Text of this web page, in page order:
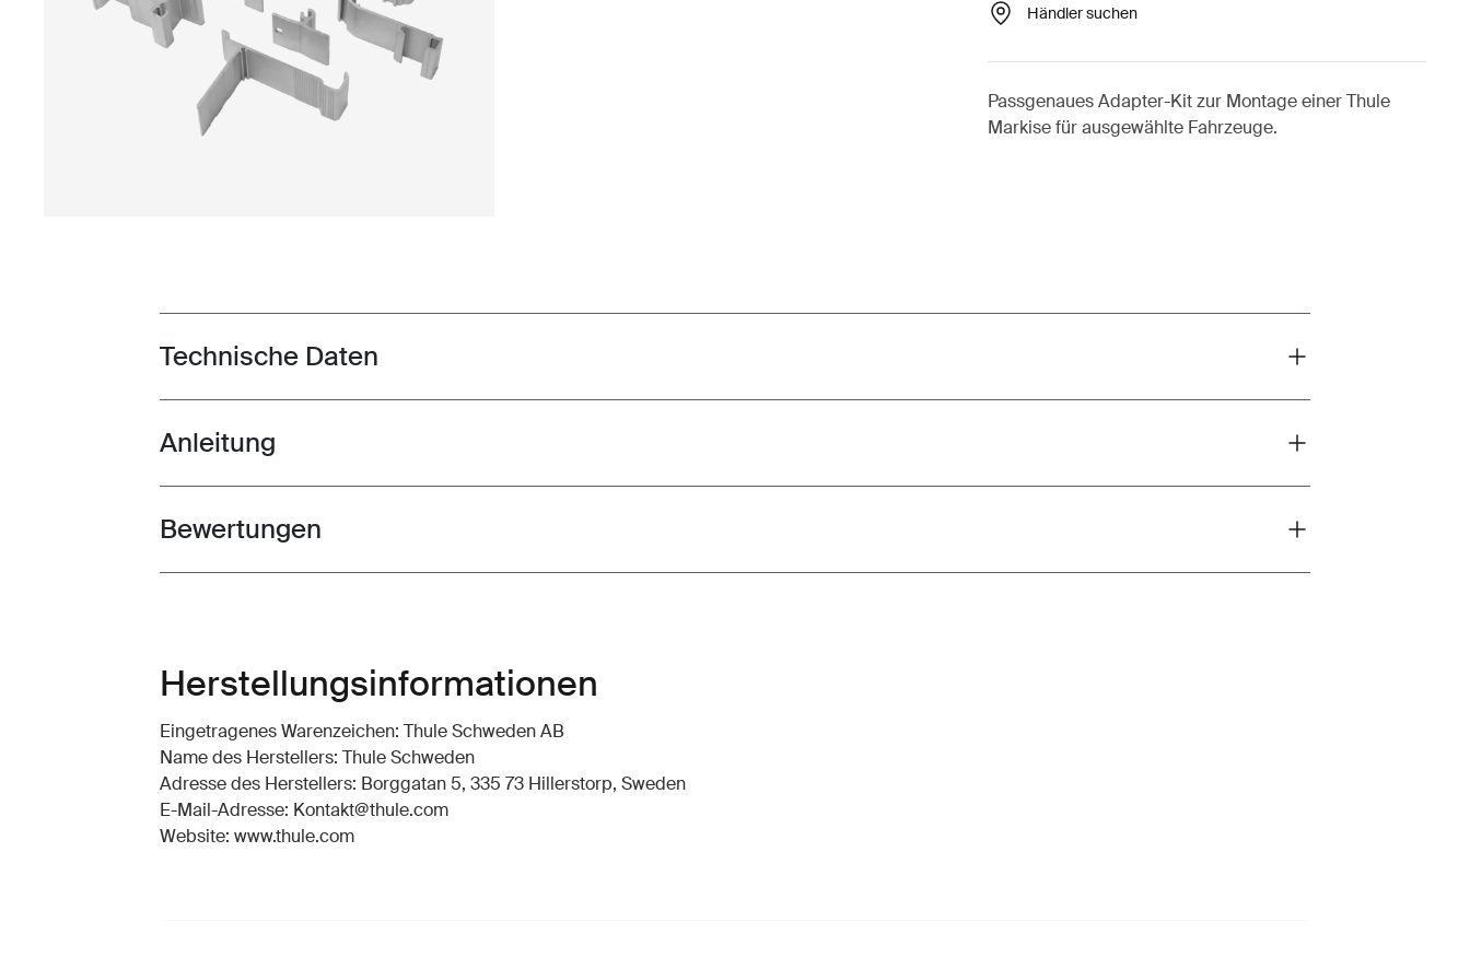
Händler suchen
Passgenaues Adapter-Kit zur Montage einer Thule
Markise für ausgewählte Fahrzeuge.
Toggle techspec
Technische Daten
Toggle guides and instructions
Anleitung
Toggle overview
Bewertungen
Herstellungsinformationen
Eingetragenes Warenzeichen: Thule Schweden AB
Name des Herstellers: Thule Schweden
Adresse des Herstellers: Borggatan 5, 335 73 Hillerstorp, Sweden
E-Mail-Adresse: Kontakt@thule.com
Website: www.thule.com